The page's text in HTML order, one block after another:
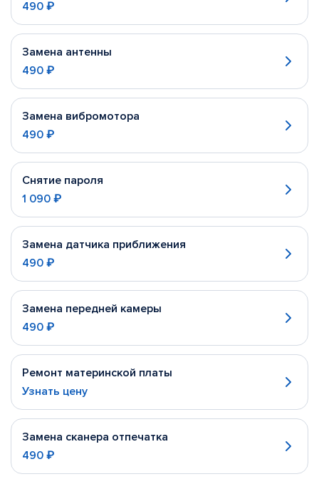
490 ₽
Замена антенны
490 ₽
Замена вибромотора
490 ₽
Снятие пароля
1 090 ₽
Замена датчика приближения
490 ₽
Замена передней камеры
490 ₽
Ремонт материнской платы
Узнать цену
Замена сканера отпечатка
490 ₽